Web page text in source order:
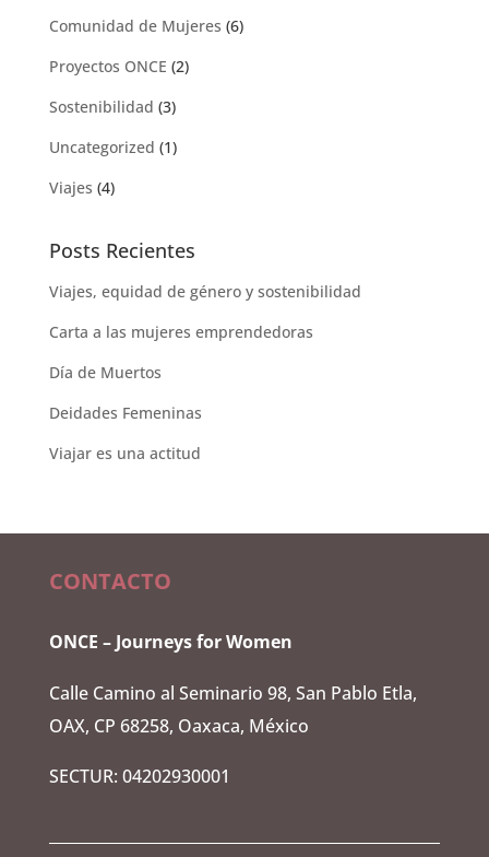
Comunidad de Mujeres (6)
Proyectos ONCE (2)
Sostenibilidad (3)
Uncategorized (1)
Viajes (4)
Posts Recientes
Viajes, equidad de género y sostenibilidad
Carta a las mujeres emprendedoras
Día de Muertos
Deidades Femeninas
Viajar es una actitud
CONTACTO
ONCE – Journeys for Women
Calle Camino al Seminario 98, San Pablo Etla,
OAX, CP 68258, Oaxaca, México
SECTUR: 04202930001